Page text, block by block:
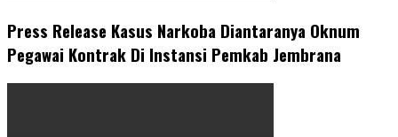
Press Release Kasus Narkoba Diantaranya Oknum
Pegawai Kontrak Di Instansi Pemkab Jembrana